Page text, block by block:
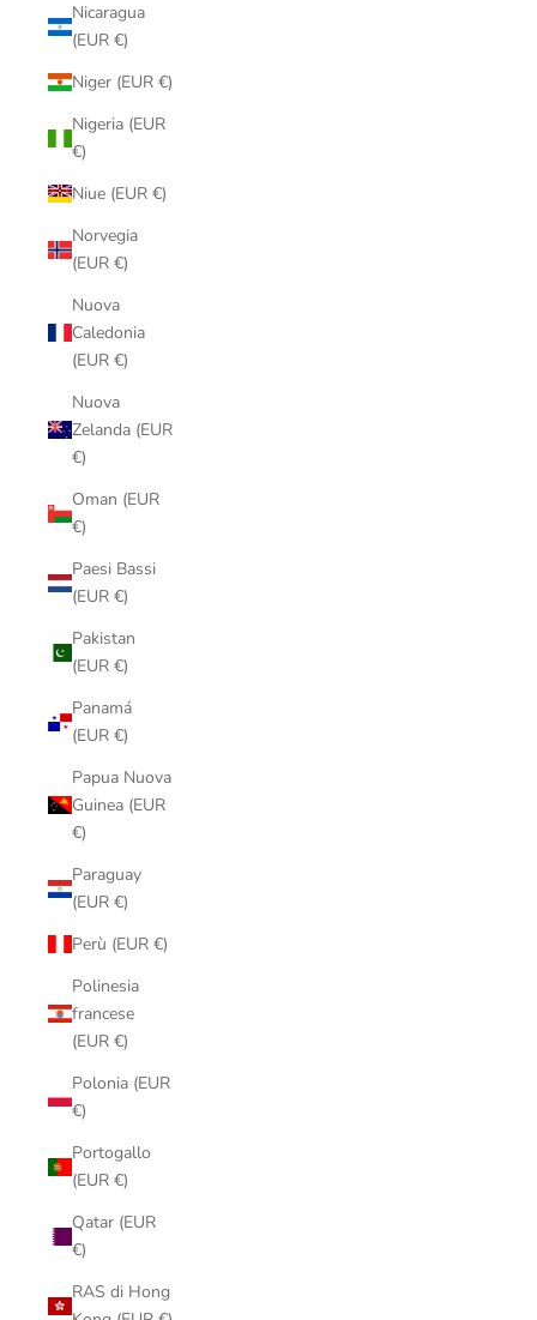
Nicaragua
(EUR €)
Niger (EUR €)
Nigeria (EUR
€)
Niue (EUR €)
Norvegia
(EUR €)
Nuova
Caledonia
(EUR €)
Nuova
Zelanda (EUR
€)
Oman (EUR
€)
Paesi Bassi
(EUR €)
Pakistan
(EUR €)
Panamá
(EUR €)
Papua Nuova
Guinea (EUR
€)
Paraguay
(EUR €)
Perù (EUR €)
Polinesia
francese
(EUR €)
Polonia (EUR
€)
Portogallo
(EUR €)
Qatar (EUR
€)
RAS di Hong